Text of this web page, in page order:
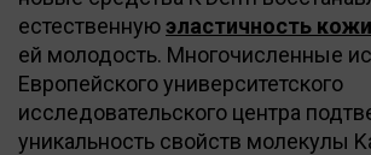
естественнуюэластичность кожи
ей молодость. Многочисленные
Европейского университетского
исследовательского центра
уникальность свойств молекулы